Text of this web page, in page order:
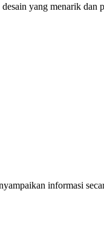
yang menarik dan
informasi